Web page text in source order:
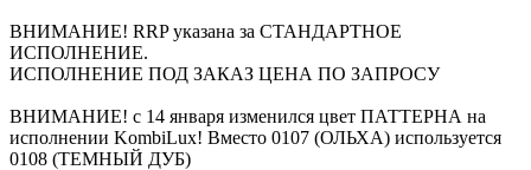
ВНИМАНИЕ! RRP указана за СТАНДАРТНОЕ
ИСПОЛНЕНИЕ.
ИСПОЛНЕНИЕ ПОД ЗАКАЗ ЦЕНА ПО ЗАПРОСУ
ВНИМАНИЕ! с 14 января изменился цвет ПАТТЕРНА на
исполнении KombiLux! Вместо 0107 (ОЛЬХА) используется
0108 (ТЕМНЫЙ ДУБ)